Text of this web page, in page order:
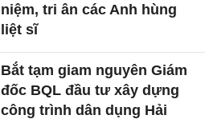
niệm, tri ân các Anh hùng
liệt sĩ
Bắt tạm giam nguyên Giám
đốc BQL đầu tư xây dựng
công trình dân dụng Hải